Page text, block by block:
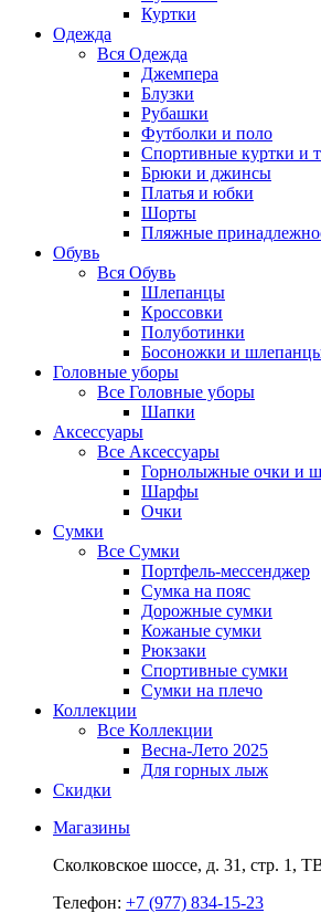
Куртки
Одежда
Вся Одежда
Джемпера
Блузки
Рубашки
Футболки и поло
Спортивные куртки и
Брюки и джинсы
Платья и юбки
Шорты
Пляжные
Обувь
Вся Обувь
Шлепанцы
Кроссовки
Полуботинки
Босоножки и
Головные уборы
Все Головные уборы
Шапки
Аксессуары
Все Аксессуары
Горнолыжные очки и
Шарфы
Очки
Сумки
Все Сумки
Портфель-мессенджер
Сумка на пояс
Дорожные сумки
Кожаные сумки
Рюкзаки
Спортивные сумки
Сумки на плечо
Коллекции
Все Коллекции
Весна-Лето 2025
Для горных лыж
Скидки
Магазины
Сколковское шоссе, д. 31, стр. 1,
Телефон: +7 (977) 834-15-23